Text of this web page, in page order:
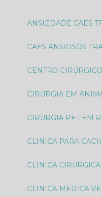
ANSIEDADE CAES
CAES ANSIOSOS
CENTRO
CIRURGIA EM
CIRURGIA PET EM
CLINICA PARA
CLINICA
CLINICA MEDICA